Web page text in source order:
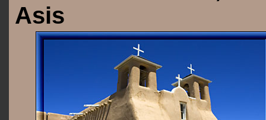
Asis